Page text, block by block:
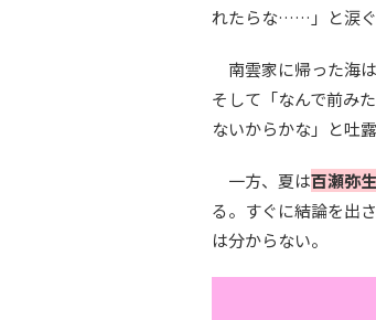
れたらな……」と涙ぐ
南雲家に帰った海は
そして「なんで前み
ないからかな」と吐露
一方、夏は百瀬弥生
る。すぐに結論を出
は分からない。